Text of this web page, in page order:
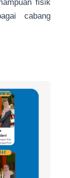
fisik
cabang